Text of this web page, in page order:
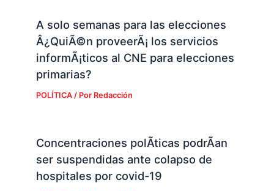
A solo semanas para las elecciones
Â¿QuiÃ©n proveerÃ¡ los servicios
informÃ¡ticos al CNE para elecciones
primarias?
POLÍTICA/ Por Redacción
Concentraciones polÃ­ticas podrÃ­an
ser suspendidas ante colapso de
hospitales por covid-19